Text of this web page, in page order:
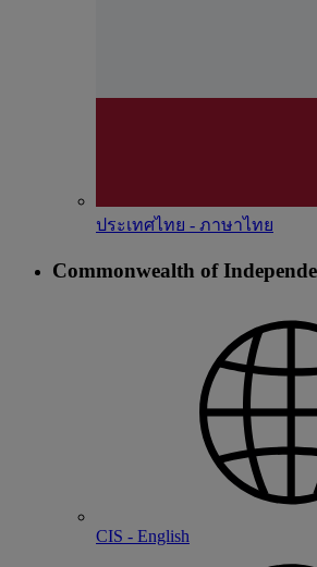
ประเทศไทย - ภาษาไทย
Commonwealth of
CIS - English